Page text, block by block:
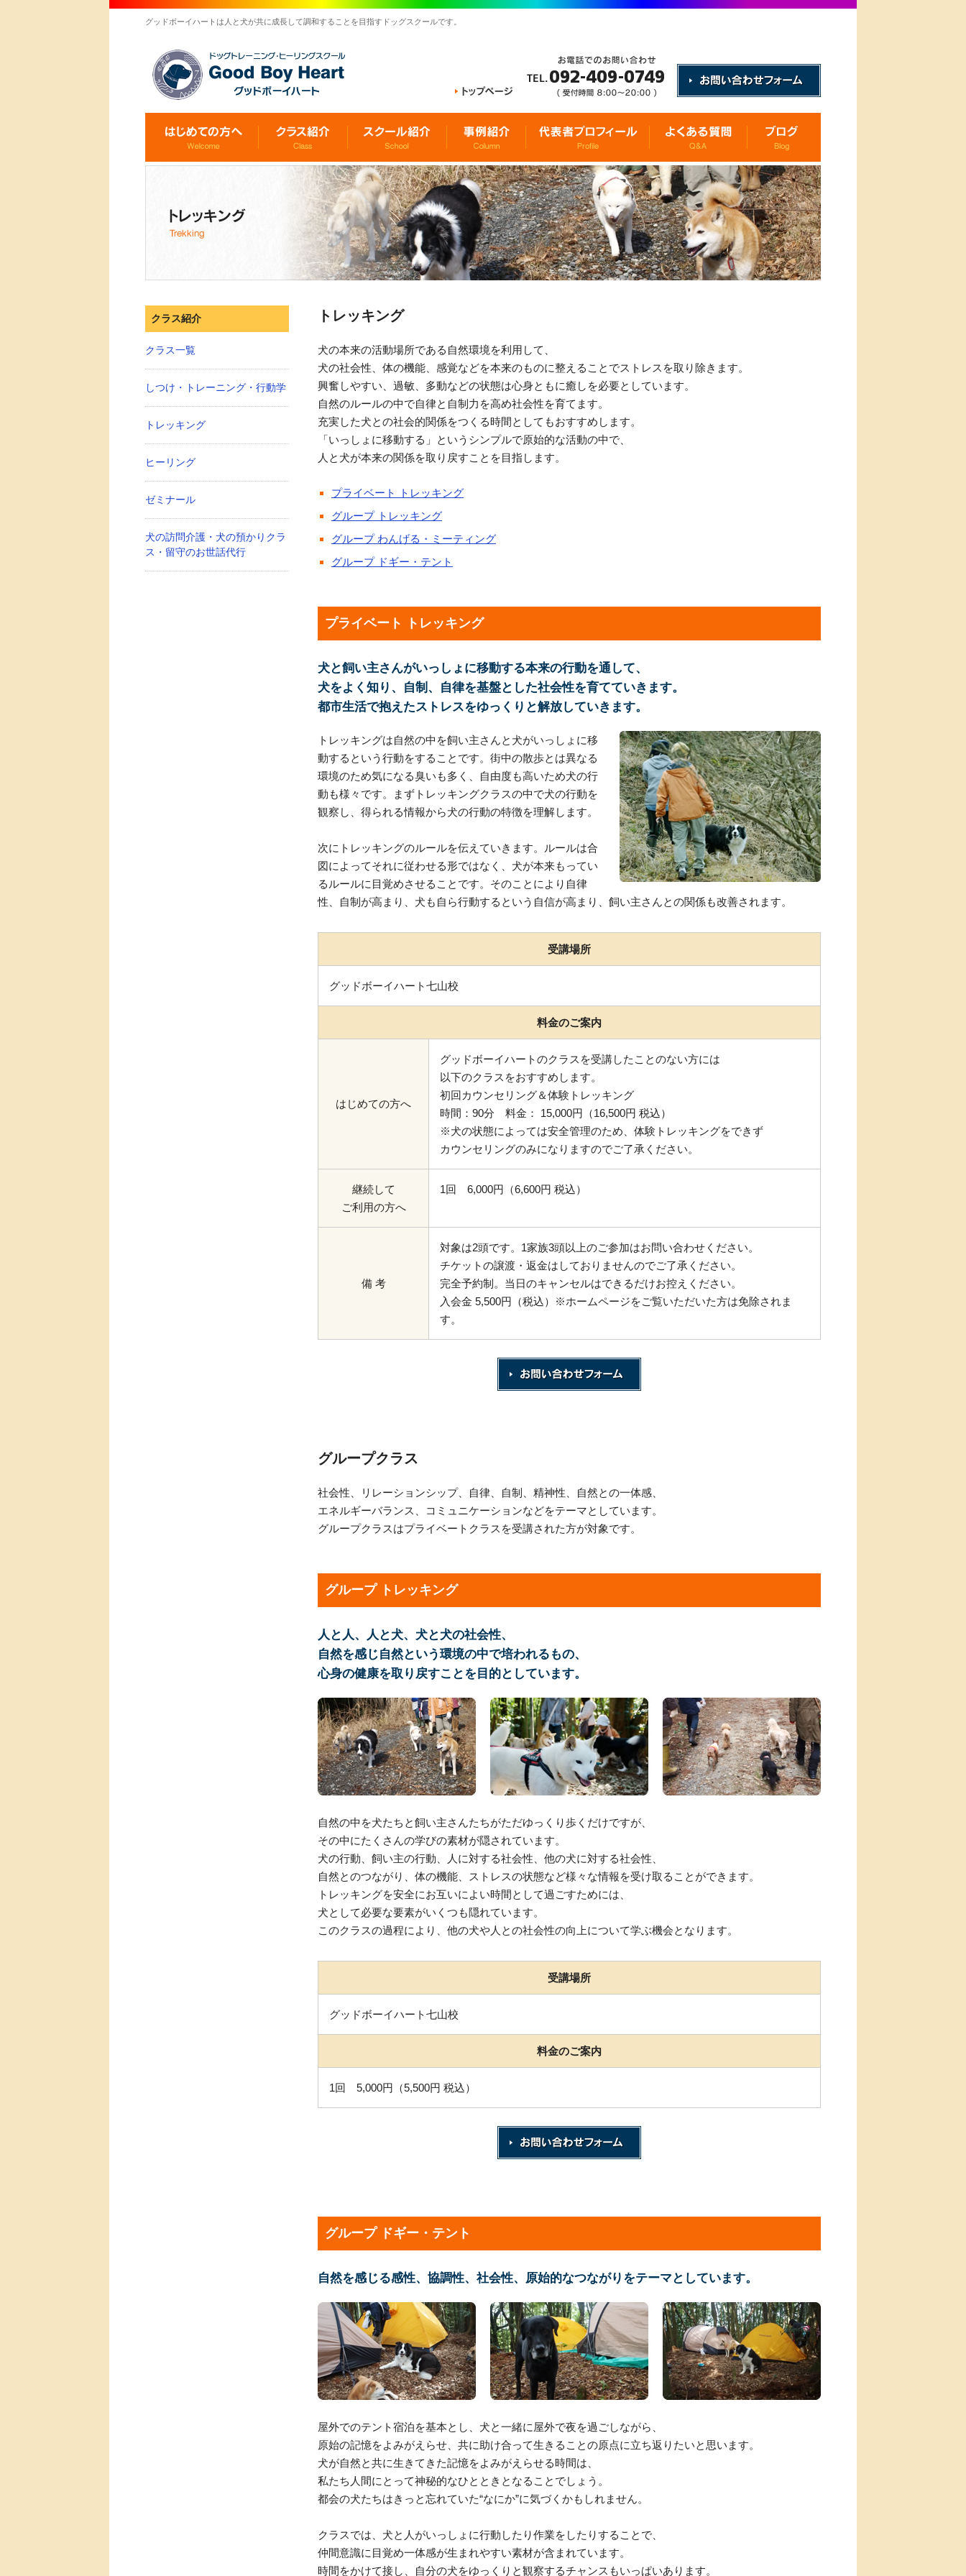
グッドボーイハートは人と犬が共に成長して調和することを目指すドッグスクールです。
クラス紹介
クラス一覧
しつけ・トレーニング・行動学
トレッキング
ヒーリング
ゼミナール
犬の訪問介護・犬の預かりクラ
ス・留守のお世話代行
トレッキング
犬の本来の活動場所である自然環境を利用して、
犬の社会性、体の機能、感覚などを本来のものに整えることでストレスを取り除きます。
興奮しやすい、過敏、多動などの状態は心身ともに癒しを必要としています。
自然のルールの中で自律と自制力を高め社会性を育てます。
充実した犬との社会的関係をつくる時間としてもおすすめします。
「いっしょに移動する」というシンプルで原始的な活動の中で、
人と犬が本来の関係を取り戻すことを目指します。
プライベート トレッキング
グループ トレッキング
グループ わんげる・ミーティング
グループ ドギー・テント
プライベート トレッキング
犬と飼い主さんがいっしょに移動する本来の行動を通して、
犬をよく知り、自制、自律を基盤とした社会性を育てていきます。
都市生活で抱えたストレスをゆっくりと解放していきます。
トレッキングは自然の中を飼い主さんと犬がいっしょに移
動するという行動をすることです。街中の散歩とは異なる
環境のため気になる臭いも多く、自由度も高いため犬の行
動も様々です。まずトレッキングクラスの中で犬の行動を
観察し、得られる情報から犬の行動の特徴を理解します。
次にトレッキングのルールを伝えていきます。ルールは合
図によってそれに従わせる形ではなく、犬が本来もってい
るルールに目覚めさせることです。そのことにより自律
性、自制が高まり、犬も自ら行動するという自信が高まり、飼い主さんとの関係も改善されます。
受講場所
グッドボーイハート七山校
料金のご案内
はじめての方へ
グッドボーイハートのクラスを受講したことのない方には
以下のクラスをおすすめします。
初回カウンセリング＆体験トレッキング
時間：90分 料金： 15,000円（16,500円 税込）
※犬の状態によっては安全管理のため、体験トレッキングをできず
カウンセリングのみになりますのでご了承ください。
継続して
ご利用の方へ
1回 6,000円（6,600円 税込）
備 考
対象は2頭です。1家族3頭以上のご参加はお問い合わせください。
チケットの譲渡・返金はしておりませんのでご了承ください。
完全予約制。当日のキャンセルはできるだけお控えください。
入会金 5,500円（税込）※ホームページをご覧いただいた方は免除されま
す。
グループクラス
社会性、リレーションシップ、自律、自制、精神性、自然との一体感、
エネルギーバランス、コミュニケーションなどをテーマとしています。
グループクラスはプライベートクラスを受講された方が対象です。
グループ トレッキング
人と人、人と犬、犬と犬の社会性、
自然を感じ自然という環境の中で培われるもの、
心身の健康を取り戻すことを目的としています。
自然の中を犬たちと飼い主さんたちがただゆっくり歩くだけですが、
その中にたくさんの学びの素材が隠されています。
犬の行動、飼い主の行動、人に対する社会性、他の犬に対する社会性、
自然とのつながり、体の機能、ストレスの状態など様々な情報を受け取ることができます。
トレッキングを安全にお互いによい時間として過ごすためには、
犬として必要な要素がいくつも隠れています。
このクラスの過程により、他の犬や人との社会性の向上について学ぶ機会となります。
受講場所
グッドボーイハート七山校
料金のご案内
1回 5,000円（5,500円 税込）
グループ ドギー・テント
自然を感じる感性、協調性、社会性、原始的なつながりをテーマとしています。
屋外でのテント宿泊を基本とし、犬と一緒に屋外で夜を過ごしながら、
原始の記憶をよみがえらせ、共に助け合って生きることの原点に立ち返りたいと思います。
犬が自然と共に生きてきた記憶をよみがえらせる時間は、
私たち人間にとって神秘的なひとときとなることでしょう。
都会の犬たちはきっと忘れていた“なにか”に気づくかもしれません。
クラスでは、犬と人がいっしょに行動したり作業をしたりすることで、
仲間意識に目覚め一体感が生まれやすい素材が含まれています。
時間をかけて接し、自分の犬をゆっくりと観察するチャンスもいっぱいあります。